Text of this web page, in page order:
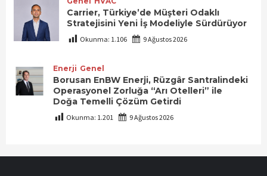
Carrier, Türkiye’de Müşteri Odaklı
Stratejisini Yeni İş Modeliyle Sürdürüyor
Okunma: 1.106 9 Ağustos 2026
Enerji Genel
Borusan EnBW Enerji, Rüzgâr Santralindeki
Operasyonel Zorluğa “Arı Otelleri” ile
Doğa Temelli Çözüm Getirdi
Okunma: 1.201 9 Ağustos 2026